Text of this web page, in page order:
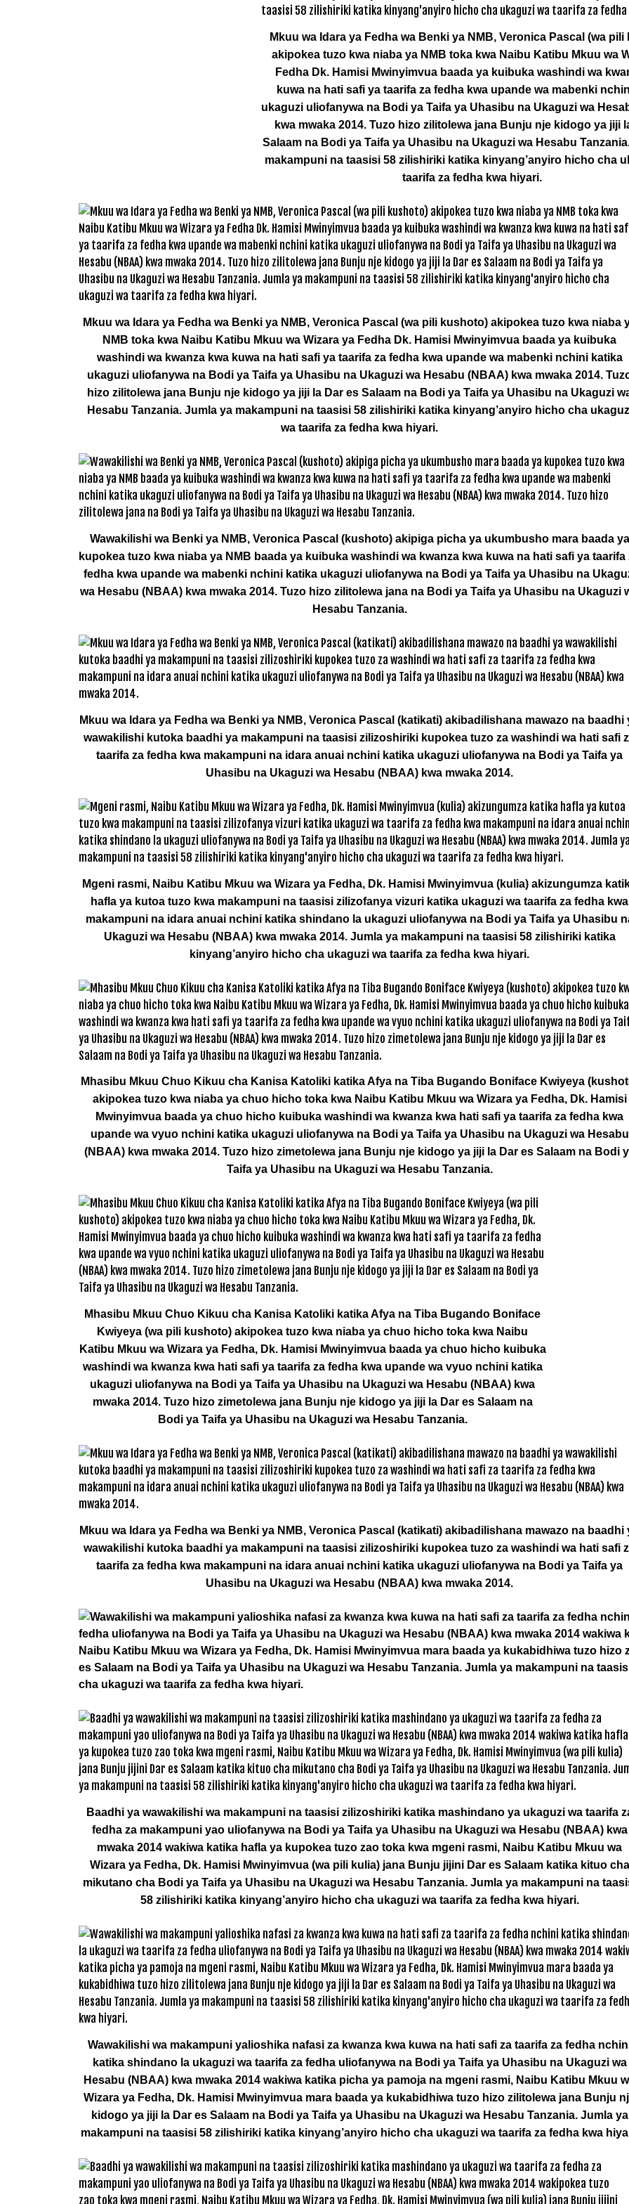
Mkuu wa Idara ya Fedha wa Benki ya NMB, Veronica Pascal (wa
akipokea tuzo kwa niaba ya NMB toka kwa Naibu Katibu Mkuu wa
Fedha Dk. Hamisi Mwinyimvua baada ya kuibuka washindi wa
kuwa na hati safi ya taarifa za fedha kwa upande wa mabenki
ukaguzi uliofanywa na Bodi ya Taifa ya Uhasibu na Ukaguzi wa
kwa mwaka 2014. Tuzo hizo zilitolewa jana Bunju nje kidogo ya jiji
Salaam na Bodi ya Taifa ya Uhasibu na Ukaguzi wa Hesabu
makampuni na taasisi 58 zilishiriki katika kinyang’anyiro hicho cha
taarifa za fedha kwa hiyari.
Mkuu wa Idara ya Fedha wa Benki ya NMB, Veronica Pascal (wa pili kushoto) akipokea tuzo kwa niaba
NMB toka kwa Naibu Katibu Mkuu wa Wizara ya Fedha Dk. Hamisi Mwinyimvua baada ya kuibuka
washindi wa kwanza kwa kuwa na hati safi ya taarifa za fedha kwa upande wa mabenki nchini katika
ukaguzi uliofanywa na Bodi ya Taifa ya Uhasibu na Ukaguzi wa Hesabu (NBAA) kwa mwaka 2014.
hizo zilitolewa jana Bunju nje kidogo ya jiji la Dar es Salaam na Bodi ya Taifa ya Uhasibu na Ukaguzi
Hesabu Tanzania. Jumla ya makampuni na taasisi 58 zilishiriki katika kinyang’anyiro hicho cha
wa taarifa za fedha kwa hiyari.
Wawakilishi wa Benki ya NMB, Veronica Pascal (kushoto) akipiga picha ya ukumbusho mara baada ya
kupokea tuzo kwa niaba ya NMB baada ya kuibuka washindi wa kwanza kwa kuwa na hati safi ya taarifa
fedha kwa upande wa mabenki nchini katika ukaguzi uliofanywa na Bodi ya Taifa ya Uhasibu na
wa Hesabu (NBAA) kwa mwaka 2014. Tuzo hizo zilitolewa jana na Bodi ya Taifa ya Uhasibu na Ukaguzi
Hesabu Tanzania.
Mkuu wa Idara ya Fedha wa Benki ya NMB, Veronica Pascal (katikati) akibadilishana mawazo na baadhi
wawakilishi kutoka baadhi ya makampuni na taasisi zilizoshiriki kupokea tuzo za washindi wa hati safi
taarifa za fedha kwa makampuni na idara anuai nchini katika ukaguzi uliofanywa na Bodi ya Taifa ya
Uhasibu na Ukaguzi wa Hesabu (NBAA) kwa mwaka 2014.
Mgeni rasmi, Naibu Katibu Mkuu wa Wizara ya Fedha, Dk. Hamisi Mwinyimvua (kulia) akizungumza
hafla ya kutoa tuzo kwa makampuni na taasisi zilizofanya vizuri katika ukaguzi wa taarifa za fedha kwa
makampuni na idara anuai nchini katika shindano la ukaguzi uliofanywa na Bodi ya Taifa ya Uhasibu
Ukaguzi wa Hesabu (NBAA) kwa mwaka 2014. Jumla ya makampuni na taasisi 58 zilishiriki katika
kinyang’anyiro hicho cha ukaguzi wa taarifa za fedha kwa hiyari.
Mhasibu Mkuu Chuo Kikuu cha Kanisa Katoliki katika Afya na Tiba Bugando Boniface Kwiyeya
akipokea tuzo kwa niaba ya chuo hicho toka kwa Naibu Katibu Mkuu wa Wizara ya Fedha, Dk. Hamisi
Mwinyimvua baada ya chuo hicho kuibuka washindi wa kwanza kwa hati safi ya taarifa za fedha kwa
upande wa vyuo nchini katika ukaguzi uliofanywa na Bodi ya Taifa ya Uhasibu na Ukaguzi wa Hesabu
(NBAA) kwa mwaka 2014. Tuzo hizo zimetolewa jana Bunju nje kidogo ya jiji la Dar es Salaam na Bodi
Taifa ya Uhasibu na Ukaguzi wa Hesabu Tanzania.
Mhasibu Mkuu Chuo Kikuu cha Kanisa Katoliki katika Afya na Tiba Bugando Boniface
Kwiyeya (wa pili kushoto) akipokea tuzo kwa niaba ya chuo hicho toka kwa Naibu
Katibu Mkuu wa Wizara ya Fedha, Dk. Hamisi Mwinyimvua baada ya chuo hicho kuibuka
washindi wa kwanza kwa hati safi ya taarifa za fedha kwa upande wa vyuo nchini katika
ukaguzi uliofanywa na Bodi ya Taifa ya Uhasibu na Ukaguzi wa Hesabu (NBAA) kwa
mwaka 2014. Tuzo hizo zimetolewa jana Bunju nje kidogo ya jiji la Dar es Salaam na
Bodi ya Taifa ya Uhasibu na Ukaguzi wa Hesabu Tanzania.
Mkuu wa Idara ya Fedha wa Benki ya NMB, Veronica Pascal (katikati) akibadilishana mawazo na baadhi
wawakilishi kutoka baadhi ya makampuni na taasisi zilizoshiriki kupokea tuzo za washindi wa hati safi
taarifa za fedha kwa makampuni na idara anuai nchini katika ukaguzi uliofanywa na Bodi ya Taifa ya
Uhasibu na Ukaguzi wa Hesabu (NBAA) kwa mwaka 2014.
Baadhi ya wawakilishi wa makampuni na taasisi zilizoshiriki katika mashindano ya ukaguzi wa taarifa
fedha za makampuni yao uliofanywa na Bodi ya Taifa ya Uhasibu na Ukaguzi wa Hesabu (NBAA) kwa
mwaka 2014 wakiwa katika hafla ya kupokea tuzo zao toka kwa mgeni rasmi, Naibu Katibu Mkuu wa
Wizara ya Fedha, Dk. Hamisi Mwinyimvua (wa pili kulia) jana Bunju jijini Dar es Salaam katika kituo cha
mikutano cha Bodi ya Taifa ya Uhasibu na Ukaguzi wa Hesabu Tanzania. Jumla ya makampuni na
58 zilishiriki katika kinyang’anyiro hicho cha ukaguzi wa taarifa za fedha kwa hiyari.
Wawakilishi wa makampuni yalioshika nafasi za kwanza kwa kuwa na hati safi za taarifa za fedha
katika shindano la ukaguzi wa taarifa za fedha uliofanywa na Bodi ya Taifa ya Uhasibu na Ukaguzi wa
Hesabu (NBAA) kwa mwaka 2014 wakiwa katika picha ya pamoja na mgeni rasmi, Naibu Katibu Mkuu
Wizara ya Fedha, Dk. Hamisi Mwinyimvua mara baada ya kukabidhiwa tuzo hizo zilitolewa jana Bunju
kidogo ya jiji la Dar es Salaam na Bodi ya Taifa ya Uhasibu na Ukaguzi wa Hesabu Tanzania. Jumla ya
makampuni na taasisi 58 zilishiriki katika kinyang’anyiro hicho cha ukaguzi wa taarifa za fedha kwa